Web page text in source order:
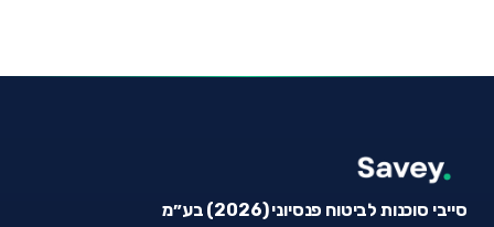
סייבי סוכנות לביטוח פנסיוני (2026) בע״מ